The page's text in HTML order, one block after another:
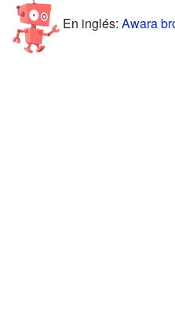
En inglés: Awara